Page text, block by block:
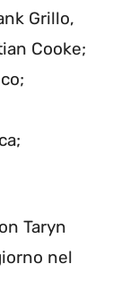
Grillo,
Cooke;
Taryn
nel